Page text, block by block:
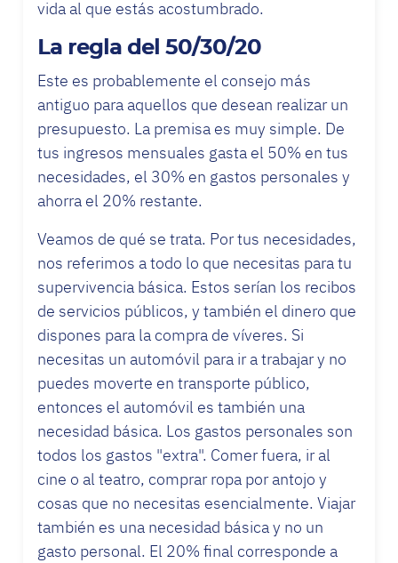
vida al que estás acostumbrado.
La regla del 50/30/20
Este es probablemente el consejo más
antiguo para aquellos que desean realizar un
presupuesto. La premisa es muy simple. De
tus ingresos mensuales gasta el 50% en tus
necesidades, el 30% en gastos personales y
ahorra el 20% restante.
Veamos de qué se trata. Por tus necesidades,
nos referimos a todo lo que necesitas para tu
supervivencia básica. Estos serían los recibos
de servicios públicos, y también el dinero que
dispones para la compra de víveres. Si
necesitas un automóvil para ir a trabajar y no
puedes moverte en transporte público,
entonces el automóvil es también una
necesidad básica. Los gastos personales son
todos los gastos "extra". Comer fuera, ir al
cine o al teatro, comprar ropa por antojo y
cosas que no necesitas esencialmente. Viajar
también es una necesidad básica y no un
gasto personal. El 20% final corresponde a